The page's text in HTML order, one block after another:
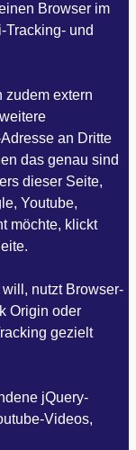
Browser im
Tracking- und
zudem extern
an Dritte
das genau sind
dieser Seite,
Youtube,
möchte, klickt
nutzt Browser-
Origin oder
gezielt
jQuery-
Videos,